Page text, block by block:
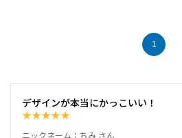
1
デザインが本当にかっこいい！
★★★★★
ニックネーム：ちみ さん